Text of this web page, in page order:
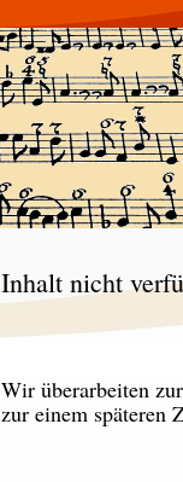
Inhalt nicht
Wir überarbeiten
zur einem späteren